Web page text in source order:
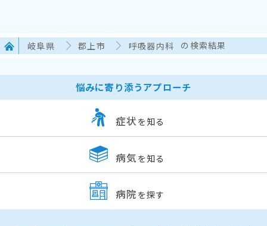
岐阜県 郡上市 呼吸器内科 の検索結果
悩みに寄り添うアプローチ
症状 を知る
病気 を知る
病院 を探す